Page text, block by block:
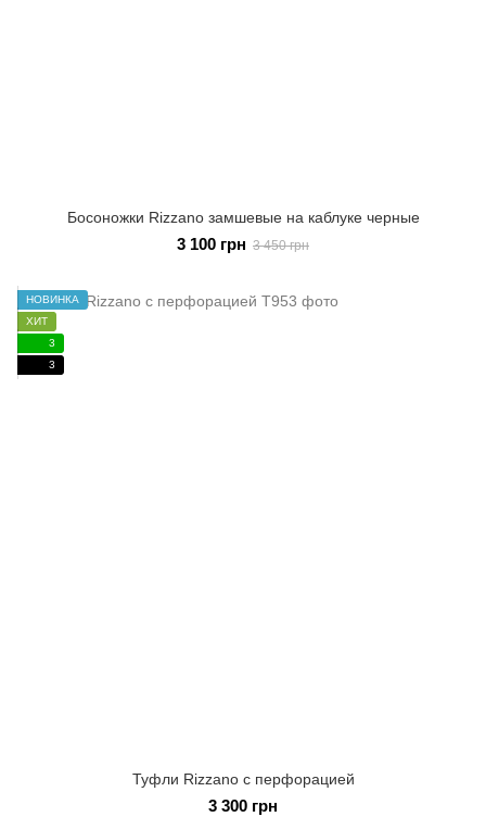
Босоножки Rizzano замшевые на каблуке черные
3 100 грн 3 450 грн
НОВИНКА
ХИТ
3
3
Туфли Rizzano с перфорацией
3 300 грн